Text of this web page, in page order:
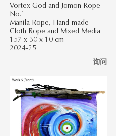
Vortex God and Jomon Rope
No.1
Manila Rope, Hand-made
Cloth Rope and Mixed Media
157 x 30 x 10 cm
2024-25
询问